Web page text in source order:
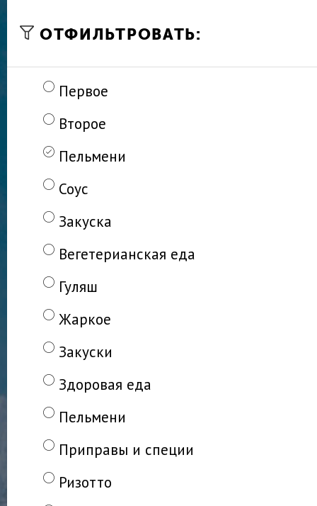
ОТФИЛЬТРОВАТЬ:
Первое
Второе
Пельмени
Соус
Закуска
Вегетерианская еда
Гуляш
Жаркое
Закуски
Здоровая еда
Пельмени
Приправы и специи
Ризотто